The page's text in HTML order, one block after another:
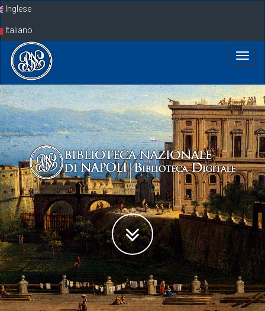
SkipInglese
Italiano